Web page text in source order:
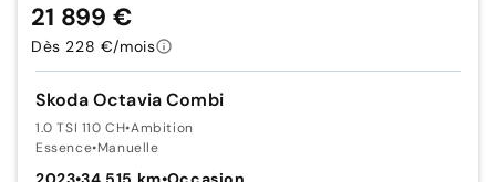
Skoda Octavia Combi
1.0 TSI 110 CH•Ambition
Essence•Manuelle
21 899 €
Dès 228 €/mois